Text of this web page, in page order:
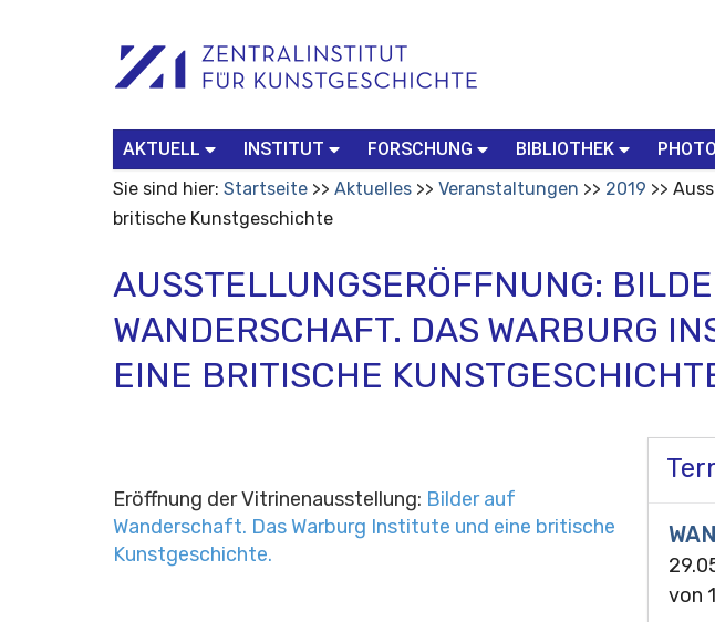
Werkzeuge
Search…
AKTUELL INSTITUT FORSCHUNG BIBLIOTHEK
Sie sind hier: Startseite Aktuelles Veranstaltungen 2019
britische Kunstgeschichte
AUSSTELLUNGSERÖFFNUNG:
WANDERSCHAFT. DAS WARBURG
EINE BRITISCHE
von
Eröffnung der Vitrinenausstellung: Bilder auf
Wanderschaft. Das Warburg Institute und eine britische
Kunstgeschichte.